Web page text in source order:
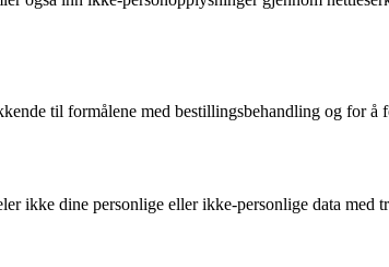
til formålene med bestillingsbehandling og for
ikke dine personlige eller ikke-personlige data med